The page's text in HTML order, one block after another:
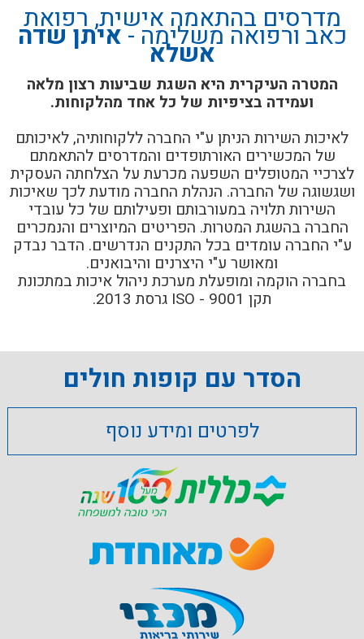
מדרסים בהתאמה אישית, רפואת
כאב ורפואה משלימה -איתן שדה אשלא
המטרה העיקרית היא השגת שביעות רצון מלאה
ועמידה בציפיות של כל אחד מהלקוחות.
לאיכות השירות הניתן ע"י החברה ללקוחותיה, לאיכותם
של המכשירים האורתופדים והמדרסים להתאמתם
לצרכיי המטופלים השפעה מכרעת על הצלחתה העסקית
ושגשוגה של החברה. הנהלת החברה מודעת לכך שאיכות
השירות תלויה במעורבותם ופעילותם של כל עובדי
החברה בהשגת המטרות. הפריטים המיוצרים והנמכרים
ע"י החברה עומדים בכל התקנים הנדרשים. הדבר נבדק
ומאושר ע"י היצרנים והיבואנים.
בחברה הוקמה ומופעלת מערכת ניהול איכות במתכונת
תקן 9001 - ISO גרסת 2013.
הסדר עם קופות חולים
לפרטים ומידע נוסף